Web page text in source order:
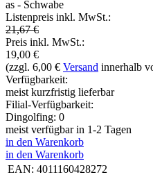
as - Schwabe
Listenpreis inkl. MwSt.:
21,67 €
Preis inkl. MwSt.:
19,00 €
(zzgl. 6,00 € Versand innerhalb
Verfügbarkeit:
meist kurzfristig lieferbar
Filial-Verfügbarkeit:
Dingolfing: 0
meist verfügbar in 1-2 Tagen
in den Warenkorb
in den Warenkorb
EAN: 4011160428272